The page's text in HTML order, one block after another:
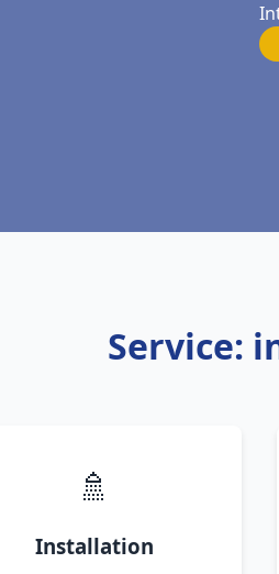
Service:
🚿
Installation